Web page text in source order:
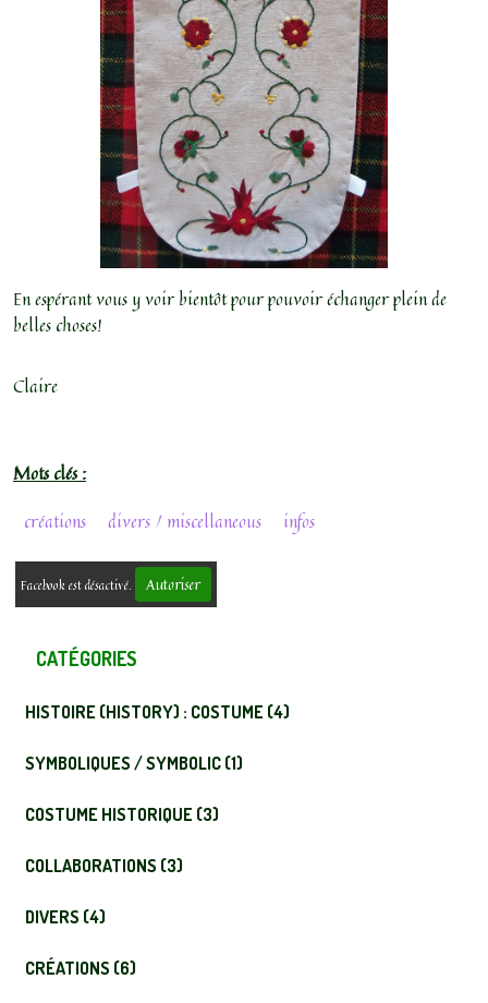
En espérant vous y voir bientôt pour pouvoir échanger plein de
belles choses!
Claire
Mots clés :
créations
divers / miscellaneous infos
Facebook est désactivé. Autoriser
CATÉGORIES
HISTOIRE (HISTORY) : COSTUME (4)
SYMBOLIQUES / SYMBOLIC (1)
COSTUME HISTORIQUE (3)
COLLABORATIONS (3)
DIVERS (4)
CRÉATIONS (6)